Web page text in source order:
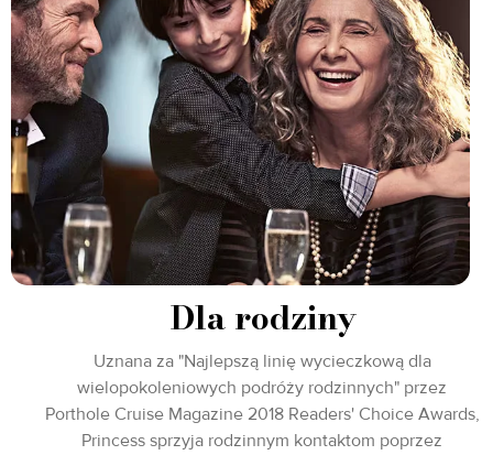
Dla rodziny
Uznana za "Najlepszą linię wycieczkową dla
wielopokoleniowych podróży rodzinnych" przez
Porthole Cruise Magazine 2018 Readers' Choice Awards,
Princess sprzyja rodzinnym kontaktom poprzez